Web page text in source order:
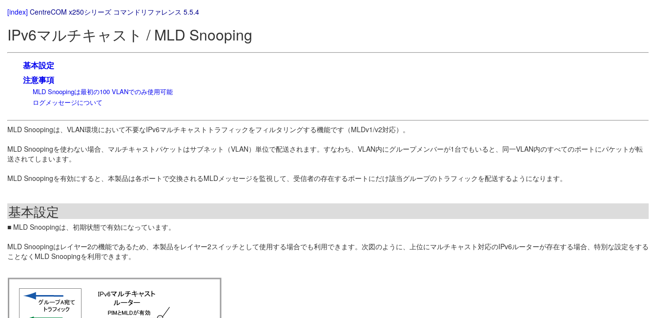
[index] CentreCOM x250シリーズ コマンドリファレンス 5.5.4
IPv6マルチキャスト / MLD Snooping
基本設定
注意事項
MLD Snoopingは最初の100 VLANでのみ使用可能
ログメッセージについて
MLD Snoopingは、VLAN環境において不要なIPv6マルチキャストトラフィックをフィルタリングする機能です（MLDv1/v2対応）。
MLD Snoopingを使わない場合、マルチキャストパケットはサブネット（VLAN）単位で配送されます。すなわち、VLAN内にグループメンバーが1台でもいると、同一VLAN内のすべてのポートにパケットが転
送されてしまいます。
MLD Snoopingを有効にすると、本製品は各ポートで交換されるMLDメッセージを監視して、受信者の存在するポートにだけ該当グループのトラフィックを配送するようになります。
基本設定
■ MLD Snoopingは、初期状態で有効になっています。
MLD Snoopingはレイヤー2の機能であるため、本製品をレイヤー2スイッチとして使用する場合でも利用できます。次図のように、上位にマルチキャスト対応のIPv6ルーターが存在する場合、特別な設定をする
ことなくMLD Snoopingを利用できます。